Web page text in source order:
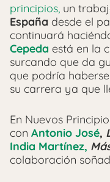
principios, un
España desde el
continuará
Cepeda está en la
surcando que da
que podría
su carrera ya que
En Nuevos
con Antonio José,
India Martínez,
colaboración